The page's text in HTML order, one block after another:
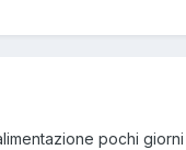
pochi